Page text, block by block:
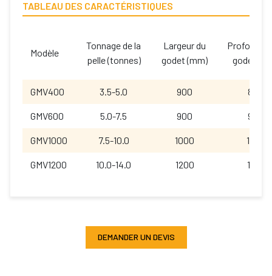
TABLEAU DES CARACTÉRISTIQUES
Modèle
Tonnage de la
pelle (tonnes)
Largeur du
godet (mm)
godet
GMV400 3.5-5.0 900 800
GMV600 5.0-7.5 900 940
GMV1000 7.5-10.0 1000 1050
GMV1200 10.0-14.0 1200 1100
DEMANDER UN DEVIS